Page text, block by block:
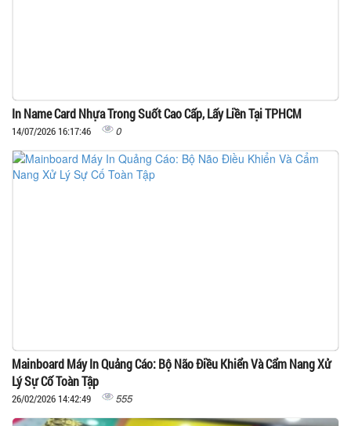
In Name Card Nhựa Trong Suốt Cao Cấp, Lấy Liền Tại TPHCM
14/07/2026 16:17:46 0
Mainboard Máy In Quảng Cáo: Bộ Não Điều Khiển Và Cẩm Nang Xử
Lý Sự Cố Toàn Tập
26/02/2026 14:42:49 555